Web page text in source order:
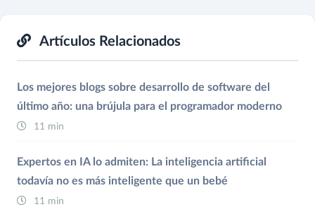
Artículos Relacionados
Los mejores blogs sobre desarrollo de software del
último año: una brújula para el programador moderno
11 min
Expertos en IA lo admiten: La inteligencia artificial
todavía no es más inteligente que un bebé
11 min